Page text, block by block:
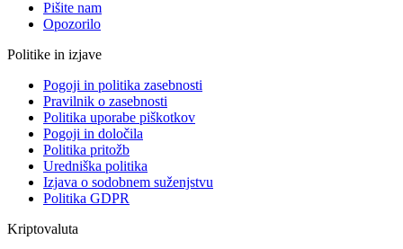
Pišite nam
Opozorilo
Politike in izjave
Pogoji in politika zasebnosti
Pravilnik o zasebnosti
Politika uporabe piškotkov
Pogoji in določila
Politika pritožb
Uredniška politika
Izjava o sodobnem suženjstvu
Politika GDPR
Kriptovaluta